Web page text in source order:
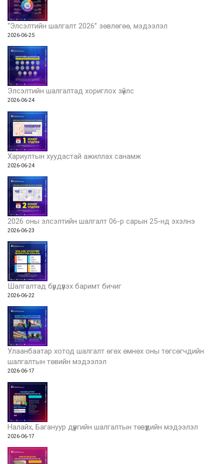
“Элсэлтийн шалгалт 2026” зөвлөгөө, мэдээлэл
2026-06-25
Элсэлтийн шалгалтад хориглох зүйлс
2026-06-24
Хариултын хуудастай ажиллах санамж
2026-06-24
2026 оны элсэлтийн шалгалт 06-р сарын 25-нд эхэлнэ
2026-06-23
Шалгалтад бүрдүүлэх баримт бичиг
2026-06-22
Улаанбаатар хотод шалгалт өгөх өмнөх оны төгсөгчдийн
шалгалтын төвийн мэдээлэл
2026-06-17
Налайх, Багануур дүүргийн шалгалтын төвүүдийн мэдээлэл
2026-06-17